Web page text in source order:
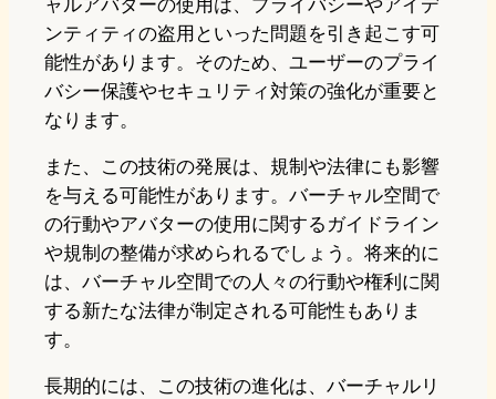
ャルアバターの使用は、プライバシーやアイデ
ンティティの盗用といった問題を引き起こす可
能性があります。そのため、ユーザーのプライ
バシー保護やセキュリティ対策の強化が重要と
なります。
また、この技術の発展は、規制や法律にも影響
を与える可能性があります。バーチャル空間で
の行動やアバターの使用に関するガイドライン
や規制の整備が求められるでしょう。将来的に
は、バーチャル空間での人々の行動や権利に関
する新たな法律が制定される可能性もありま
す。
長期的には、この技術の進化は、バーチャルリ